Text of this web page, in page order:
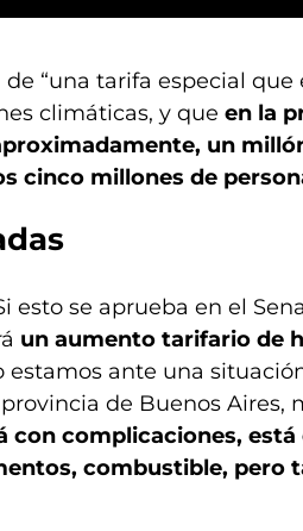
“una tarifa especial que
climáticas, y que en la
un
cinco millones de
esto se aprueba en el
un aumento tarifario de
estamos ante una
de Buenos Aires,
con complicaciones, está
combustible, pero